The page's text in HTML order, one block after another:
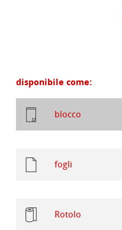
disponibile come:
blocco
fogli
Rotolo